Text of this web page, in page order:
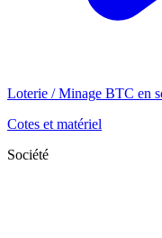
Loterie / Minage BTC en
Cotes et matériel
Société